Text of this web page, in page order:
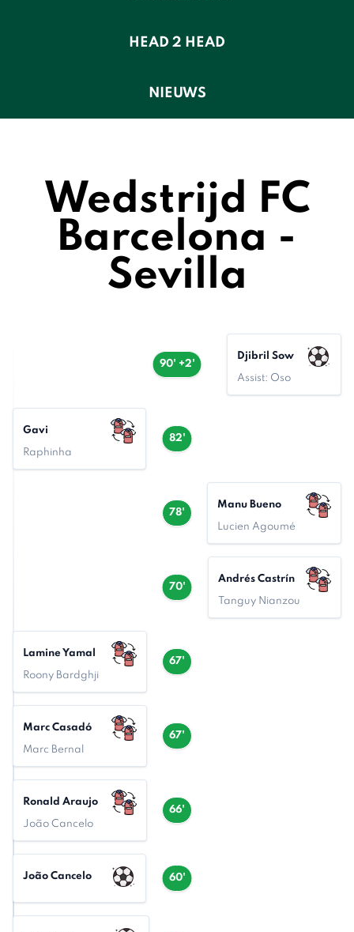
HEAD 2 HEAD
NIEUWS
Wedstrijd FC
Barcelona -
Sevilla
90' +2'
Djibril Sow
Assist: Oso
82'
Gavi
Raphinha
78'
Manu Bueno
Lucien Agoumé
70'
Andrés Castrín
Tanguy Nianzou
67'
Lamine Yamal
Roony Bardghji
67'
Marc Casadó
Marc Bernal
66'
Ronald Araujo
João Cancelo
60'
João Cancelo